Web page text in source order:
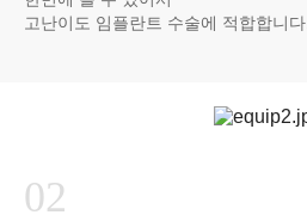
고난이도 임플란트 수술에 적합합니다.
02